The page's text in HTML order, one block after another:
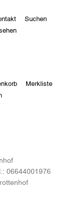
Suchen
Merkliste
06644001976